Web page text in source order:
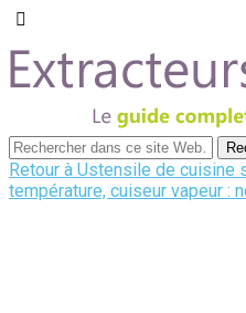
Retour à Ustensile de cuisine
température, cuiseur vapeur :